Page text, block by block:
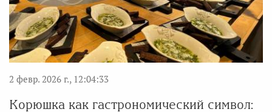
2 февр. 2026 г., 12:04:33
Корюшка как гастрономический символ: